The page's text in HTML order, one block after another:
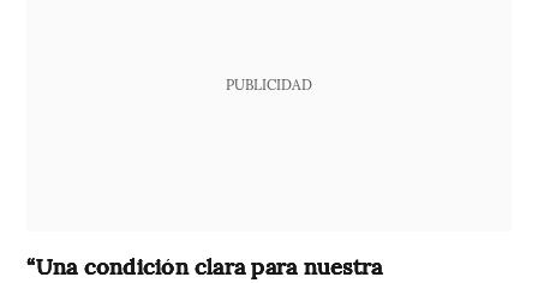
PUBLICIDAD
“Una condición clara para nuestra